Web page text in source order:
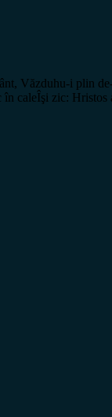
Văzduhu-i plin
caleÎşi zic: